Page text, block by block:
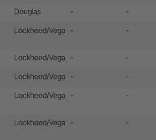
Douglas - -
Lockheed/Vega - -
Lockheed/Vega - -
Lockheed/Vega - -
Lockheed/Vega - -
Lockheed/Vega - -